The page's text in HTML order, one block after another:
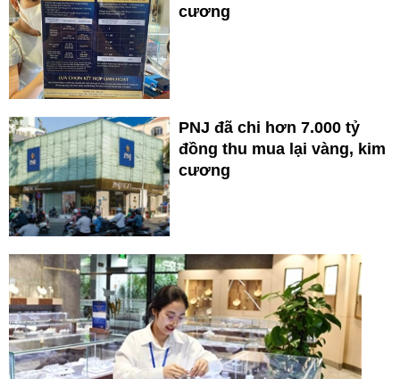
cương
PNJ đã chi hơn 7.000 tỷ
đồng thu mua lại vàng, kim
cương